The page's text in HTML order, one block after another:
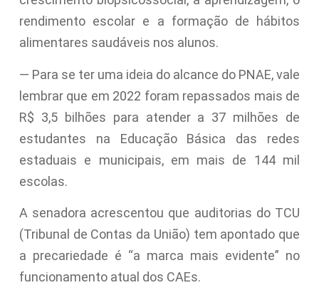
rendimento escolar e a formação de hábitos
alimentares saudáveis nos alunos.
— Para se ter uma ideia do alcance do PNAE, vale
lembrar que em 2022 foram repassados mais de
R$ 3,5 bilhões para atender a 37 milhões de
estudantes na Educação Básica das redes
estaduais e municipais, em mais de 144 mil
escolas.
A senadora acrescentou que auditorias do TCU
(Tribunal de Contas da União) tem apontado que
a precariedade é “a marca mais evidente” no
funcionamento atual dos CAEs.